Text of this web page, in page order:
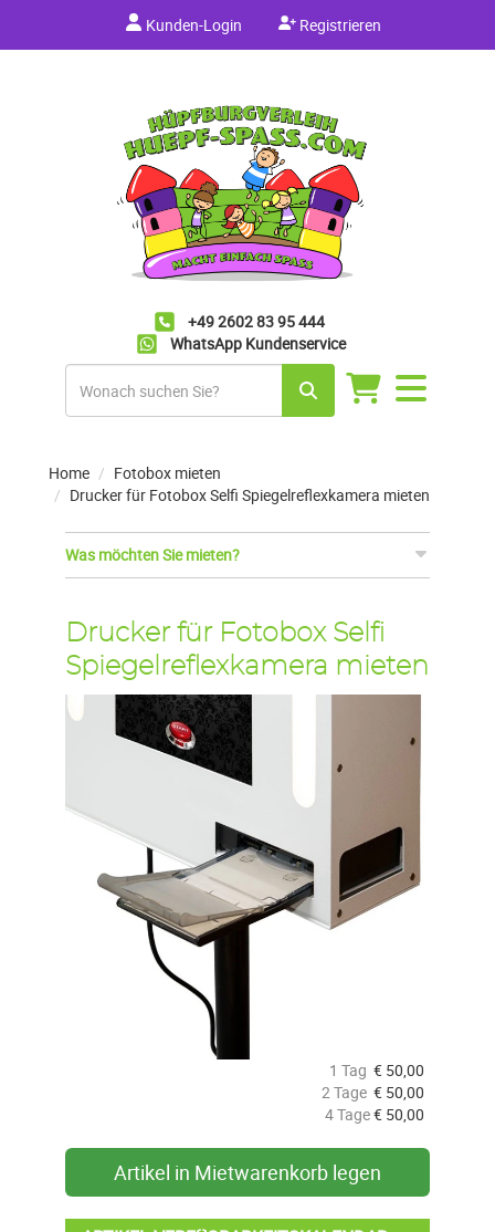
Kunden-Login Registrieren
+49 2602 83 95 444
WhatsApp Kundenservice
Navigation
umschalten
Home
Fotobox mieten
Drucker für Fotobox Selfi Spiegelreflexkamera mieten
Was möchten Sie mieten?
Drucker für Fotobox Selfi
Spiegelreflexkamera mieten
1 Tag € 50,00
2 Tage € 50,00
4 Tage€ 50,00
Artikel in Mietwarenkorb legen